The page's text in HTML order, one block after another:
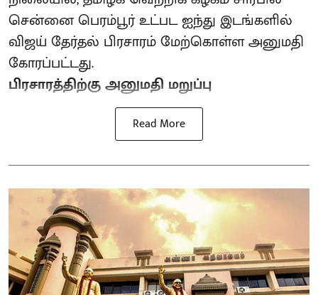
சென்னை பெரம்பூர் உட்பட ஐந்து இடங்களில்
விஜய் தேர்தல் பிரசாரம் மேற்கொள்ள அனுமதி
கோரப்பட்டது.
பிரசாரத்திற்கு அனுமதி மறுப்பு
Read More